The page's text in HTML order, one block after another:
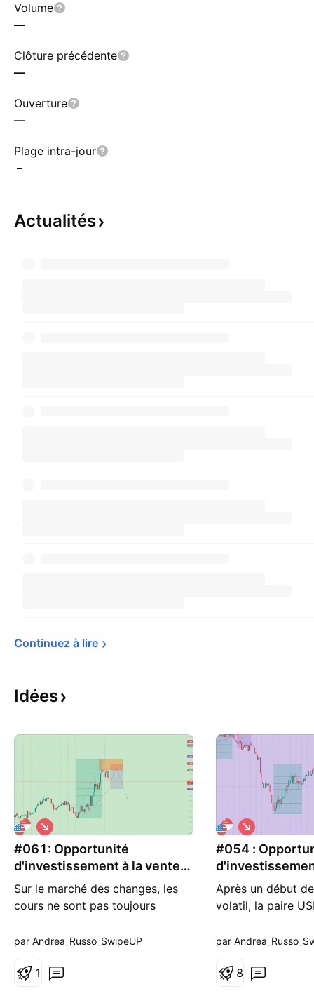
Volume
—
Clôture précédente
—
Ouverture
—
Plage intra-jour
–
Actualités
Continuez à lire
Idées
#061: Opportunité
d'investissement à la vente
sur USD/SGD
Sur le marché des changes, les
cours ne sont pas toujours
logique précise liée à la liquidité
investisseurs institutionnels.
S
h
o
t
par Andrea_Russo_SwipeUP
1
#054 :
sur USD/SGD
Après un début
volatil, la paire
transition
les devises
S
h
o
t
par
8